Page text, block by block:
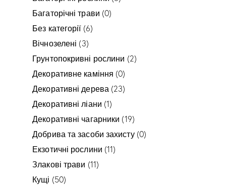
Багаторічні трави (0)
Без категорії (6)
Вічнозелені (3)
Грунтопокривні рослини (2)
Декоративне каміння (0)
Декоративні дерева (23)
Декоративні ліани (1)
Декоративні чагарники (19)
Добрива та засоби захисту (0)
Екзотичні рослини (11)
Злакові трави (11)
Кущі (50)